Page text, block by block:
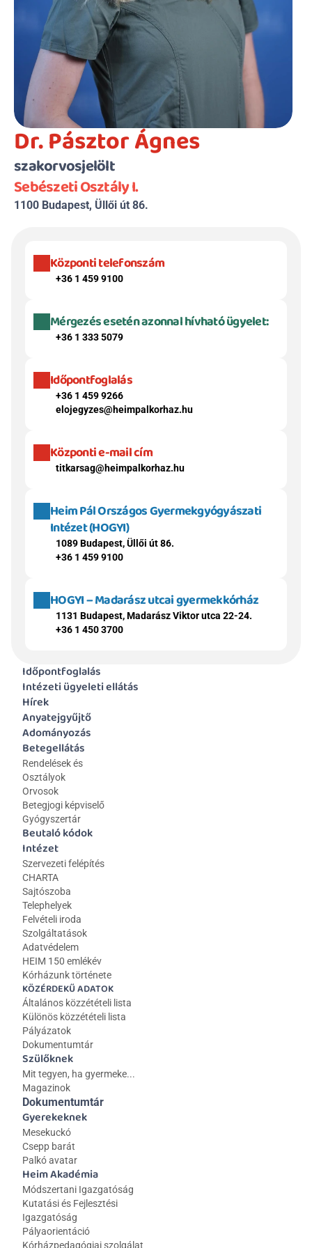
Dr. Pásztor Ágnes
szakorvosjelölt
Sebészeti Osztály I.
1100 Budapest, Üllői út 86.
Központi telefonszám
+36 1 459 9100
Mérgezés esetén azonnal hívható ügyelet:
+36 1 333 5079
Időpontfoglalás
+36 1 459 9266
elojegyzes@heimpalkorhaz.hu
Központi e-mail cím
titkarsag@heimpalkorhaz.hu
Heim Pál Országos Gyermekgyógyászati
Intézet (HOGYI)
1089 Budapest, Üllői út 86.
+36 1 459 9100
HOGYI – Madarász utcai gyermekkórház
1131 Budapest, Madarász Viktor utca 22-24.
+36 1 450 3700
Időpontfoglalás
Intézeti ügyeleti ellátás
Hírek
Anyatejgyűjtő
Adományozás
Betegellátás
Rendelések és
Osztályok
Orvosok
Betegjogi képviselő
Gyógyszertár
Beutaló kódok
Intézet
Szervezeti felépítés
CHARTA
Sajtószoba
Telephelyek
Felvételi iroda
Szolgáltatások
Adatvédelem
HEIM 150 emlékév
Kórházunk története
KÖZÉRDEKŰ ADATOK
Általános közzétételi lista
Különös közzétételi lista
Pályázatok
Dokumentumtár
Szülőknek
Mit tegyen, ha gyermeke...
Magazinok
Gyerekeknek
Mesekuckó
Csepp barát
Palkó avatar
Heim Akadémia
Módszertani Igazgatóság
Kutatási és Fejlesztési
Igazgatóság
Pályaorientáció
Kórházpedagógiai szolgálat
Dokumentumtár